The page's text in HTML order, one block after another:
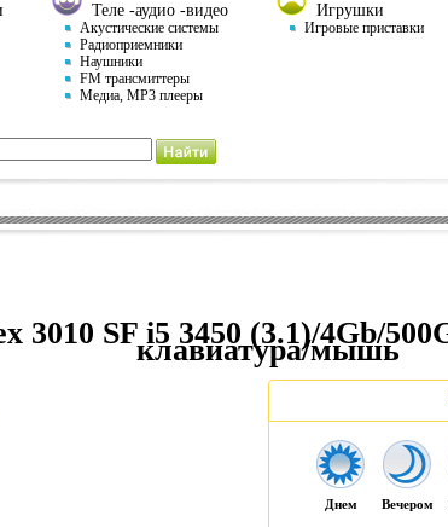
Теле -аудио -видео
Акустические системы
Радиоприемники
Наушники
FM трансмиттеры
Медиа, MP3 плееры
Игрушки
Игровые приставки
3010 SF i5 3450 (3.1)/4Gb/
клавиатура/мышь
Днем Вечером